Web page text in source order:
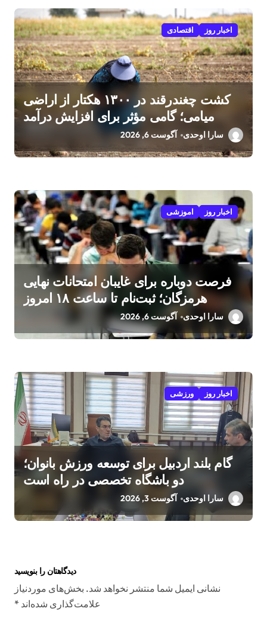
اخبار روز اقتصادی
کشت چغندرقند در ۱۳۰۰ هکتار از اراضی
میامی؛ گامی مؤثر برای افزایش درآمد
سارا اوحدی آگوست 6, 2026
اخبار روز اموزشی
فرصت دوباره برای غایبان امتحانات نهایی
هرمزگان؛ ثبت‌نام تا ساعت ۱۸ امروز
سارا اوحدی آگوست 6, 2026
اخبار روز ورزشی
گام بلند اردبیل برای توسعه ورزش بانوان؛
دو باشگاه تخصصی در راه است
سارا اوحدی آگوست 3, 2026
دیدگاهتان را بنویسید
نشانی ایمیل شما منتشر نخواهد شد. بخش‌های موردنیاز
علامت‌گذاری شده‌اند *